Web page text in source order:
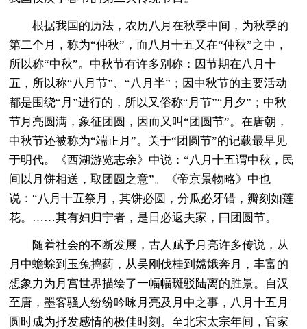
根据我国的历法，农历八月在秋季中间，为秋季的
第二个月，称为“仲秋”，而八月十五又在“仲秋”之中，
所以称“中秋”。中秋节有许多别称：因节期在八月十
五，所以称“八月节”、“八月半”；因中秋节的主要活动
都是围绕“月”进行的，所以又俗称“月节”“月夕”；中秋
节月亮圆满，象征团圆，因而又叫“团圆节”。在唐朝，
中秋节还被称为“端正月”。关于“团圆节”的记载最早见
于明代。《西湖游览志余》中说：“八月十五谓中秋，民
间以月饼相送，取团圆之意”。《帝京景物略》中也
说：“八月十五祭月，其饼必圆，分瓜必牙错，瓣刻如莲
花。……其有妇归宁者，是日必返夫家，曰团圆节。
随着社会的不断发展，古人赋予月亮许多传说，从
月中蟾蜍到玉兔捣药，从吴刚伐桂到嫦娥奔月，丰富的
想象力为月宫世界描绘了一幅幅斑驳陆离的胜景。自汉
至唐，墨客骚人纷纷吟咏月亮及月中之事，八月十五月
圆时成为抒发感情的极佳时刻。至北宋太宗年间，官家